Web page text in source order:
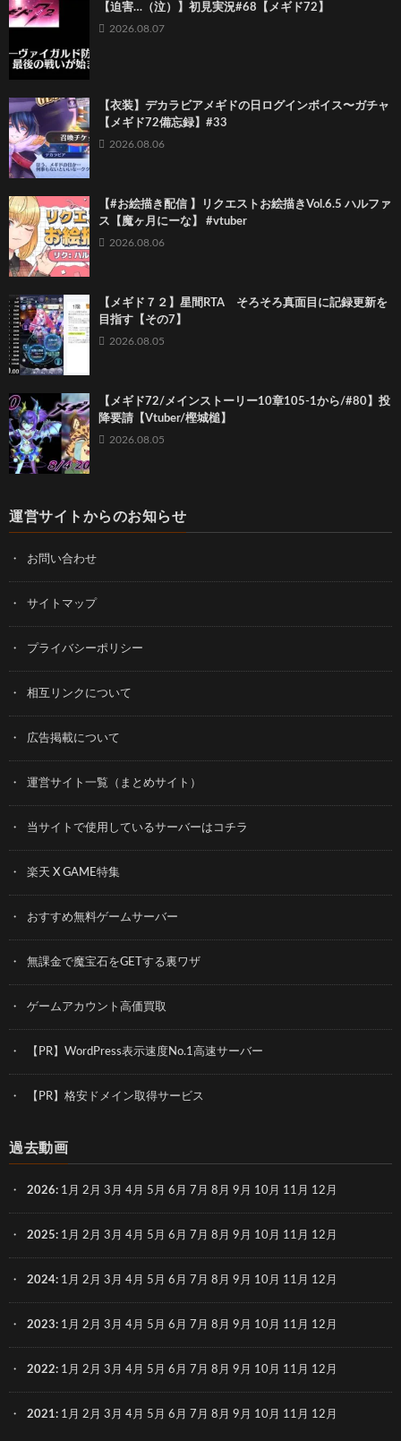
【迫害…（泣）】初見実況#68【メギド72】
2026.08.07
【衣装】デカラビアメギドの日ログインボイス〜ガチャ
【メギド72備忘録】#33
2026.08.06
【#お絵描き配信 】リクエストお絵描きVol.6.5 ハルファ
ス【魔ヶ月にーな】 #vtuber
2026.08.06
【メギド７２】星間RTA そろそろ真面目に記録更新を
目指す【その7】
2026.08.05
【メギド72/メインストーリー10章105-1から/#80】投
降要請【Vtuber/樫城槌】
2026.08.05
運営サイトからのお知らせ
お問い合わせ
サイトマップ
プライバシーポリシー
相互リンクについて
広告掲載について
運営サイト一覧（まとめサイト）
当サイトで使用しているサーバーはコチラ
楽天 X GAME特集
おすすめ無料ゲームサーバー
無課金で魔宝石をGETする裏ワザ
ゲームアカウント高価買取
【PR】WordPress表示速度No.1高速サーバー
【PR】格安ドメイン取得サービス
過去動画
2026: 1月 2月 3月 4月 5月 6月 7月 8月 9月 10月 11月 12月
2025: 1月 2月 3月 4月 5月 6月 7月 8月 9月 10月 11月 12月
2024: 1月 2月 3月 4月 5月 6月 7月 8月 9月 10月 11月 12月
2023: 1月 2月 3月 4月 5月 6月 7月 8月 9月 10月 11月 12月
2022: 1月 2月 3月 4月 5月 6月 7月 8月 9月 10月 11月 12月
2021: 1月 2月 3月 4月 5月 6月 7月 8月 9月 10月 11月 12月